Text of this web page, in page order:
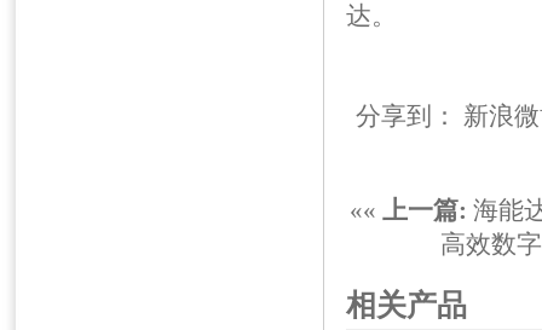
达。
分享到： 新浪
«« 上一篇: 海能
高效数
相关产品